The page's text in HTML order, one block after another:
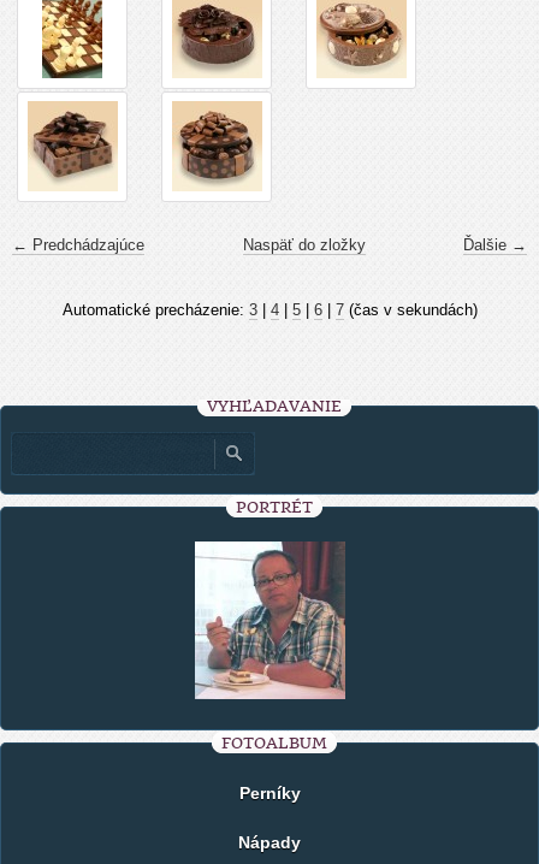
← Predchádzajúce Ďalšie →
Naspäť do zložky
Automatické precházenie: 3| 4| 5| 6| 7(čas v sekundách)
VYHĽADÁVANIE
PORTRÉT
FOTOALBUM
Perníky
Nápady